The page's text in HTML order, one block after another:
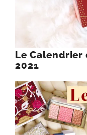
Le Calendrier
2021